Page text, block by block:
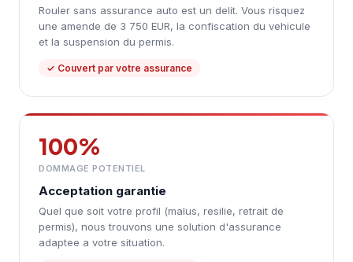
Rouler sans assurance auto est un delit. Vous risquez
une amende de 3 750 EUR, la confiscation du vehicule
et la suspension du permis.
✓ Couvert par votre assurance
100%
DOMMAGE POTENTIEL
Acceptation garantie
Quel que soit votre profil (malus, resilie, retrait de
permis), nous trouvons une solution d'assurance
adaptee a votre situation.